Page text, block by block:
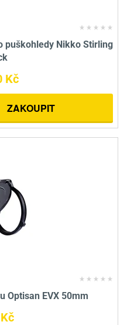
puškohledy Nikko Stirling
Kč
ZAKOUPIT
Optisan EVX 50mm